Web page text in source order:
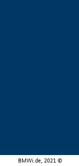
BMWi.de, 2021 ©